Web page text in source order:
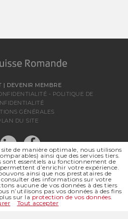
| DEVENIR MEMBRE
- POLITIQUE DE
GÉNÉRALES
DU SITE
ROMANDE
DE
de manière optimale, nous utilisons
ainsi que des services tiers.
sont essentiels au fonctionnement de
d’enrichir votre expérience.
ainsi que nos prestataires de
des informations sur votre
aucune de vos données à des tiers
n’utilisons pas vos données à des fins
sur la protection de vos données.
Tout accepter